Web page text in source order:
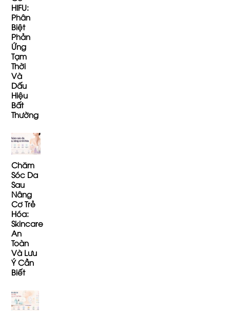
HIFU:
Phân
Biệt
Phản
Ứng
Tạm
Thời
Và
Dấu
Hiệu
Bất
Thường
Chăm
Sóc Da
Sau
Nâng
Cơ Trẻ
Hóa:
Skincare
An
Toàn
Và Lưu
Ý Cần
Biết